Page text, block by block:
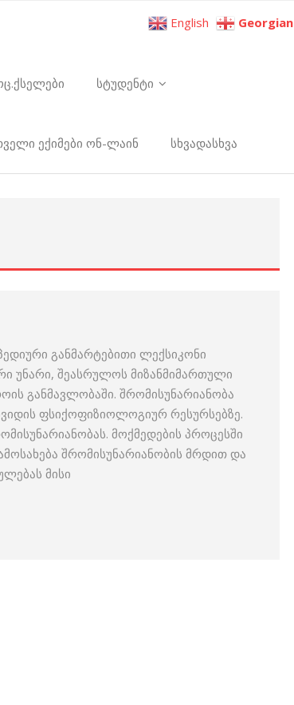
სტუდენტი
ექიმები ონ-ლაინ სხვადასხვა
განმარტებითი ლექსიკონი
უნარი, შეასრულოს მიზანმიმართული
განმავლობაში. შრომისუნარიანობა
ფსიქოფიზიოლოგიურ რესურსებზე.
მოქმედების პროცესში
შრომისუნარიანობის მრდით და
მისი
English Georgian